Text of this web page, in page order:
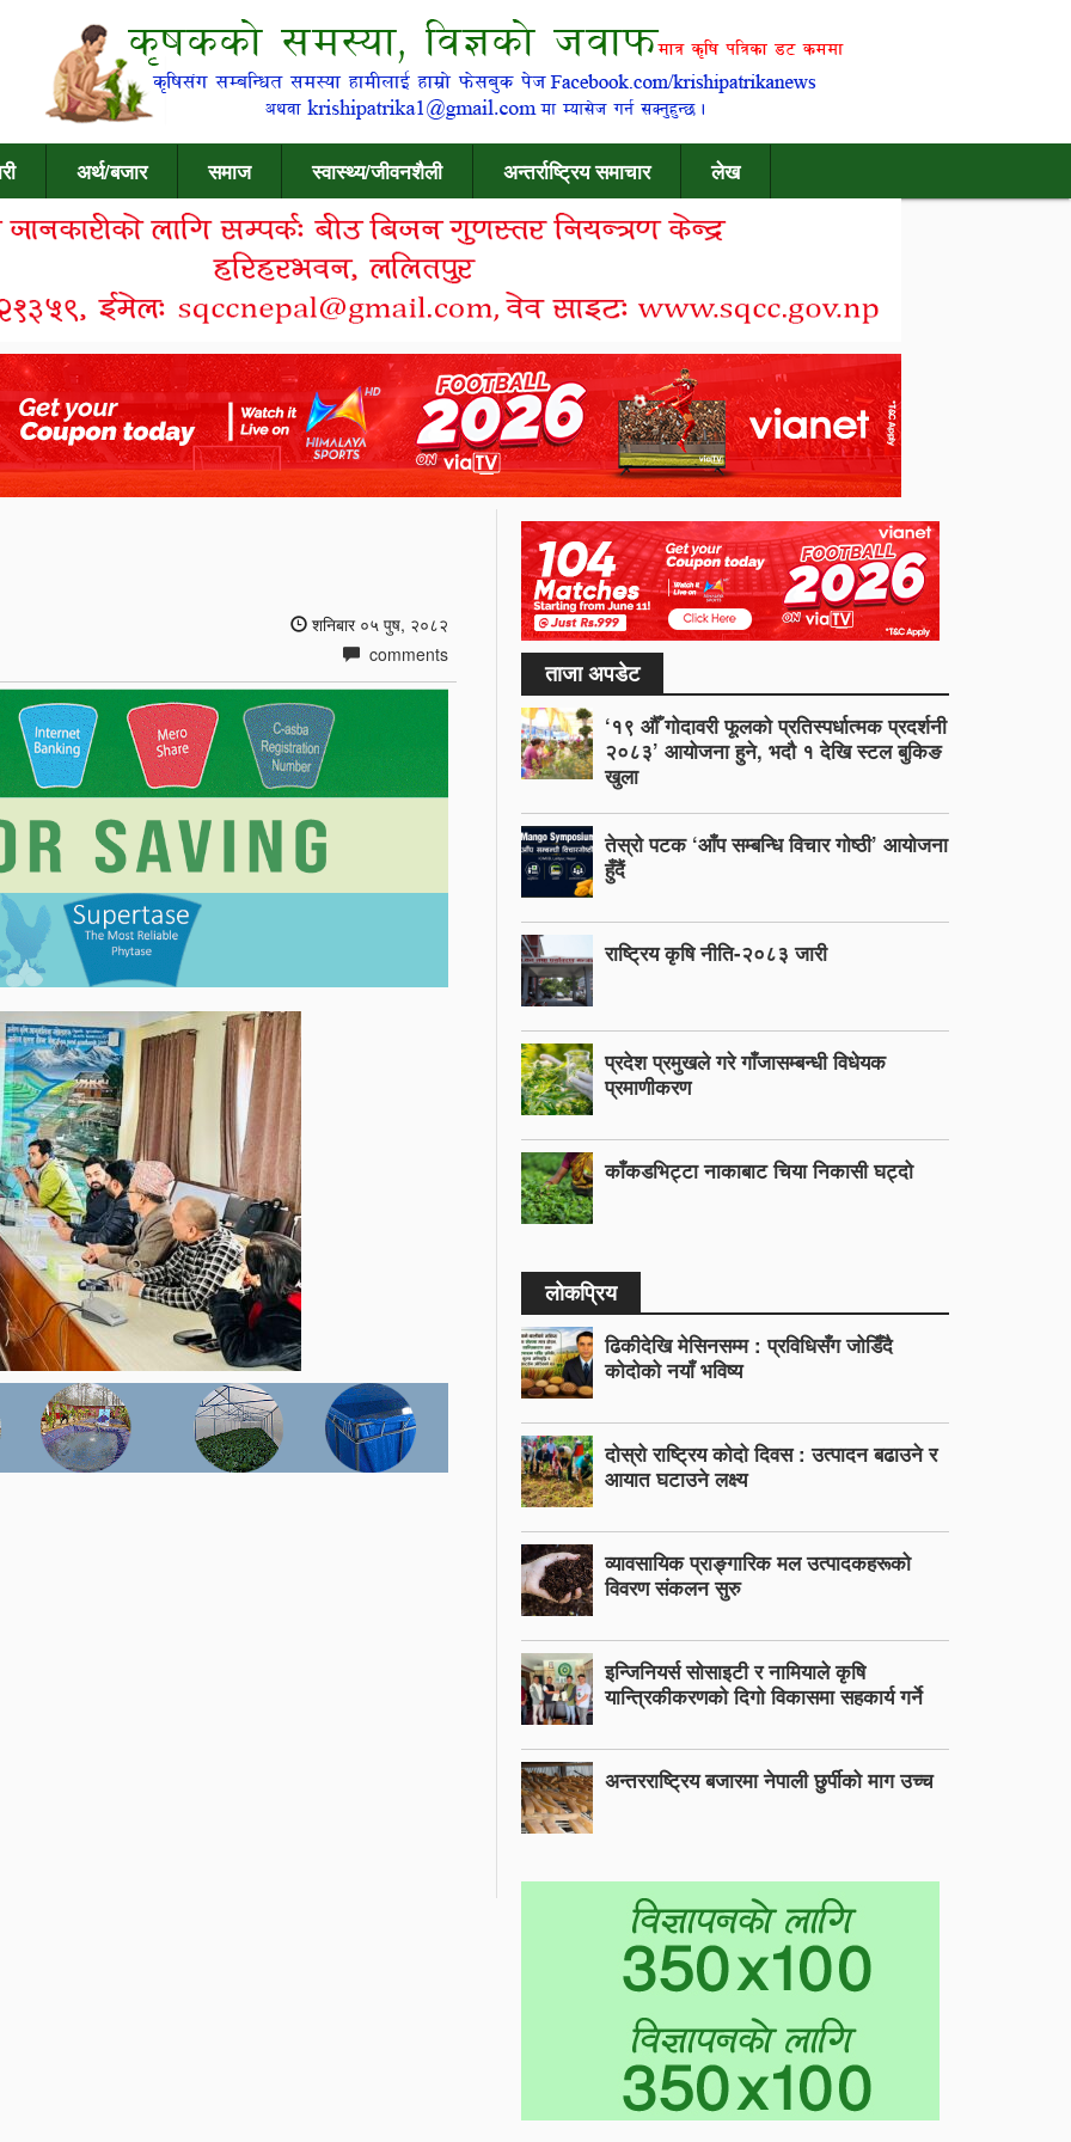
अर्थ/बजार समाज स्वास्थ्य/जीवनशैली अन्तर्राष्ट्रिय समाचार लेख
शनिबार ०५ पुष, २०८२
comments
ताजा अपडेट
‘१९ औँ गोदावरी फूलको प्रतिस्पर्धात्मक प्रदर्शनी
२०८३’ आयोजना हुने, भदौ १ देखि स्टल बुकिङ
खुला
तेस्रो पटक ‘आँप सम्बन्धि विचार गोष्ठी’ आयोजना
हुँदैं
राष्ट्रिय कृषि नीति-२०८३ जारी
प्रदेश प्रमुखले गरे गाँजासम्बन्धी विधेयक
प्रमाणीकरण
काँकडभिट्टा नाकाबाट चिया निकासी घट्दो
लोकप्रिय
ढिकीदेखि मेसिनसम्म : प्रविधिसँग जोडिँदै
कोदोको नयाँ भविष्य
दोस्रो राष्ट्रिय कोदो दिवस : उत्पादन बढाउने र
आयात घटाउने लक्ष्य
व्यावसायिक प्राङ्गारिक मल उत्पादकहरूको
विवरण संकलन सुरु
इन्जिनियर्स सोसाइटी र नामियाले कृषि
यान्त्रिकीकरणको दिगो विकासमा सहकार्य गर्ने
अन्तरराष्ट्रिय बजारमा नेपाली छुर्पीको माग उच्च